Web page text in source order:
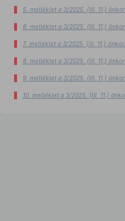
5. melléklet a 3/2025. (III. 11.)
6. melléklet a 3/2025. (III. 11.)
7. melléklet a 3/2025. (III. 11.)
8. melléklet a 3/2025. (III. 11.)
9. melléklet a 3/2025. (III. 11.)
10. melléklet a 3/2025. (III. 11.)